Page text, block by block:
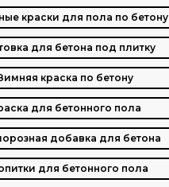
краски для пола по бетону
для бетона под плитку
краска по бетону
для бетонного пола
добавка для бетона
для бетонного пола